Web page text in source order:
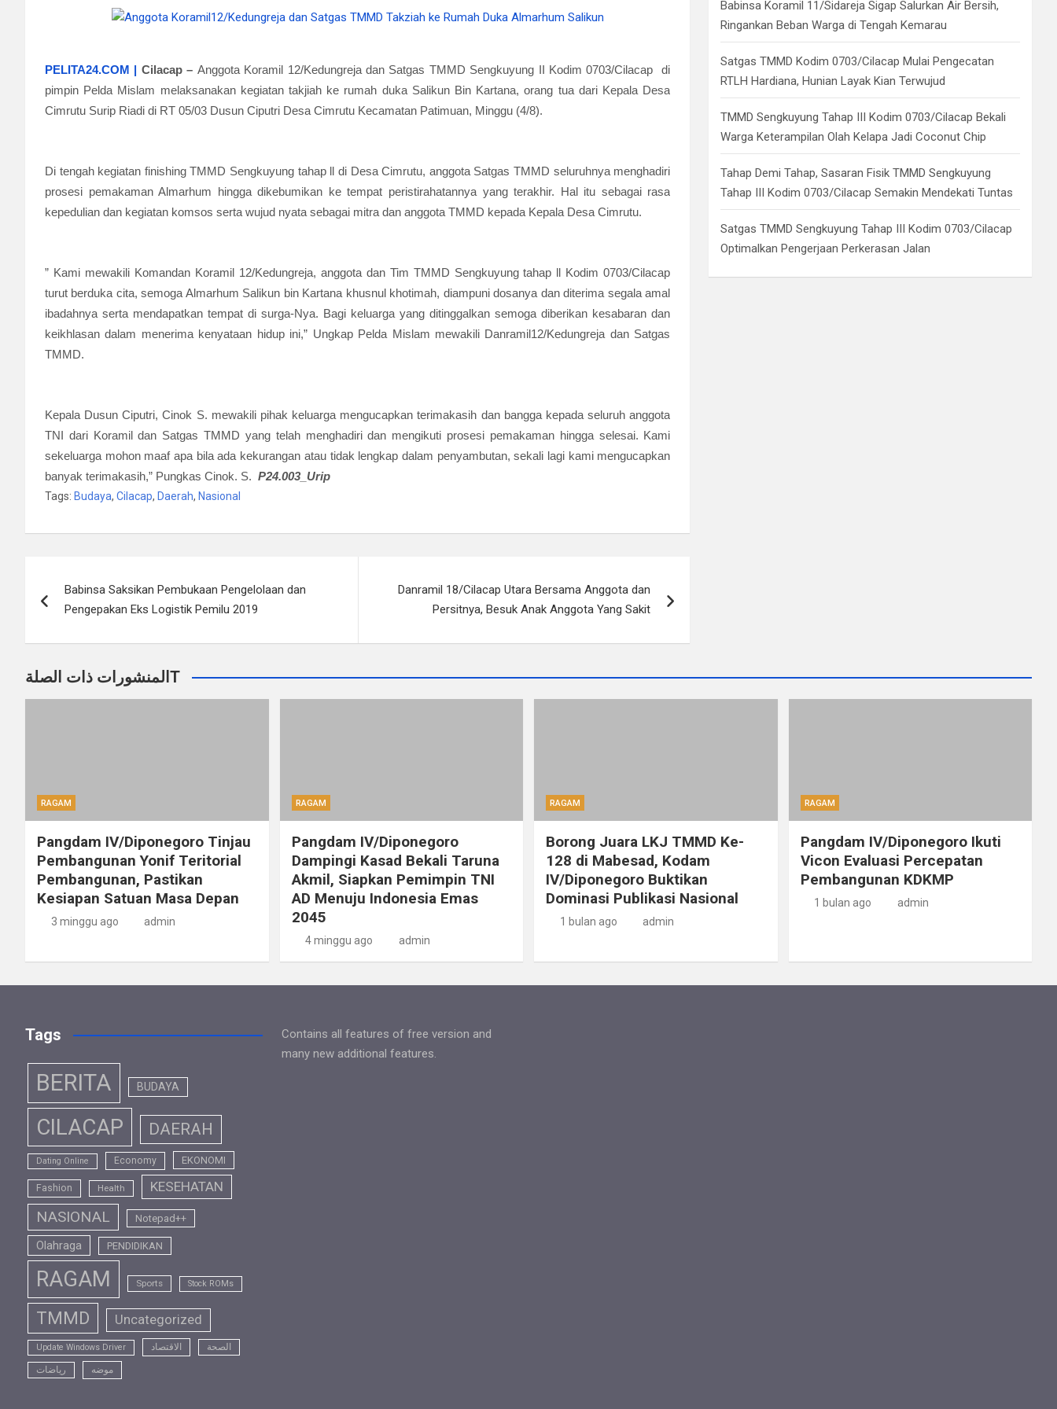
PELITA24.COM | Cilacap – Anggota Koramil 12/Kedungreja dan Satgas TMMD Sengkuyung II Kodim 0703/Cilacap di
pimpin Pelda Mislam melaksanakan kegiatan takjiah ke rumah duka Salikun Bin Kartana, orang tua dari Kepala Desa
Cimrutu Surip Riadi di RT 05/03 Dusun Ciputri Desa Cimrutu Kecamatan Patimuan, Minggu (4/8).
Di tengah kegiatan finishing TMMD Sengkuyung tahap ll di Desa Cimrutu, anggota Satgas TMMD seluruhnya menghadiri
prosesi pemakaman Almarhum hingga dikebumikan ke tempat peristirahatannya yang terakhir. Hal itu sebagai rasa
kepedulian dan kegiatan komsos serta wujud nyata sebagai mitra dan anggota TMMD kepada Kepala Desa Cimrutu.
” Kami mewakili Komandan Koramil 12/Kedungreja, anggota dan Tim TMMD Sengkuyung tahap ll Kodim 0703/Cilacap
turut berduka cita, semoga Almarhum Salikun bin Kartana khusnul khotimah, diampuni dosanya dan diterima segala amal
ibadahnya serta mendapatkan tempat di surga-Nya. Bagi keluarga yang ditinggalkan semoga diberikan kesabaran dan
keikhlasan dalam menerima kenyataan hidup ini,” Ungkap Pelda Mislam mewakili Danramil12/Kedungreja dan Satgas
TMMD.
Kepala Dusun Ciputri, Cinok S. mewakili pihak keluarga mengucapkan terimakasih dan bangga kepada seluruh anggota
TNI dari Koramil dan Satgas TMMD yang telah menghadiri dan mengikuti prosesi pemakaman hingga selesai. Kami
sekeluarga mohon maaf apa bila ada kekurangan atau tidak lengkap dalam penyambutan, sekali lagi kami mengucapkan
banyak terimakasih,” Pungkas Cinok. S. P24.003_Urip
Tags: Budaya, Cilacap, Daerah, Nasional
posBabinsa Saksikan Pembukaan Pengelolaan dan
Pengepakan Eks Logistik Pemilu 2019
Danramil 18/Cilacap Utara Bersama Anggota dan
Persitnya, Besuk Anak Anggota Yang Sakit
Babinsa Koramil 11/Sidareja Sigap Salurkan Air Bersih,
Ringankan Beban Warga di Tengah Kemarau
Satgas TMMD Kodim 0703/Cilacap Mulai Pengecatan
RTLH Hardiana, Hunian Layak Kian Terwujud
TMMD Sengkuyung Tahap III Kodim 0703/Cilacap Bekali
Warga Keterampilan Olah Kelapa Jadi Coconut Chip
Tahap Demi Tahap, Sasaran Fisik TMMD Sengkuyung
Tahap III Kodim 0703/Cilacap Semakin Mendekati Tuntas
Satgas TMMD Sengkuyung Tahap III Kodim 0703/Cilacap
Optimalkan Pengerjaan Perkerasan Jalan
المنشورات ذات الصلةT
RAGAM
Pangdam IV/Diponegoro Tinjau
Pembangunan Yonif Teritorial
Pembangunan, Pastikan
Kesiapan Satuan Masa Depan
3 minggu ago admin
RAGAM
Pangdam IV/Diponegoro
Dampingi Kasad Bekali Taruna
Akmil, Siapkan Pemimpin TNI
AD Menuju Indonesia Emas
2045
4 minggu ago admin
RAGAM
Borong Juara LKJ TMMD Ke-
128 di Mabesad, Kodam
IV/Diponegoro Buktikan
Dominasi Publikasi Nasional
1 bulan ago admin
RAGAM
Pangdam IV/Diponegoro Ikuti
Vicon Evaluasi Percepatan
Pembangunan KDKMP
1 bulan ago admin
Tags
BERITA BUDAYA
CILACAP DAERAH
Dating Online Economy EKONOMI
Fashion Health KESEHATAN
NASIONAL Notepad++
Olahraga PENDIDIKAN
RAGAM Sports Stock ROMs
TMMD Uncategorized
Update Windows Driver الاقتصاد الصحة
رياضات موضه
Contains all features of free version and
many new additional features.